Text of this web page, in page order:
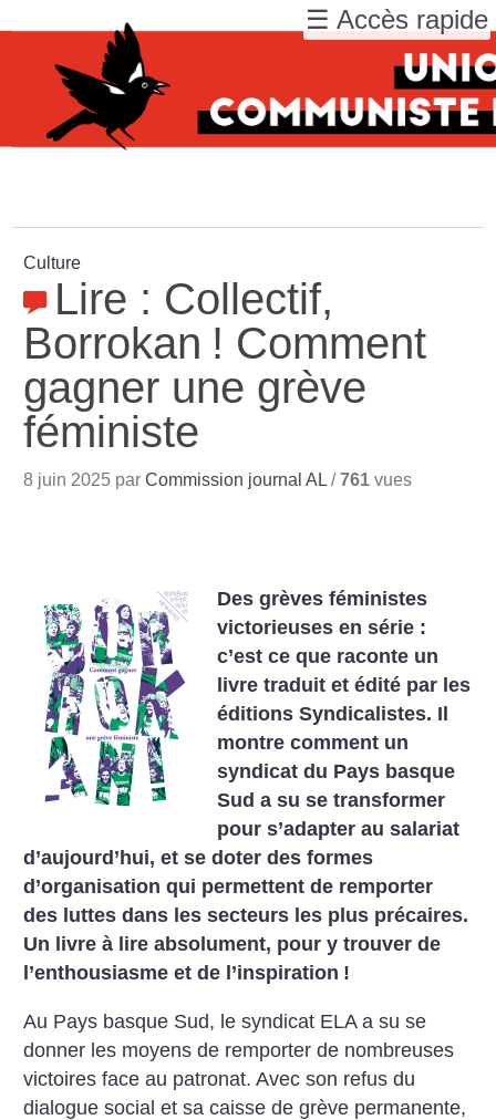
Culture
Lire : Collectif,
Borrokan ! Comment
gagner une grève
féministe
8 juin 2025 parCommission journal AL /761 vues
Des grèves féministes
victorieuses en série :
c’est ce que raconte un
livre traduit et édité par les
éditions Syndicalistes. Il
montre comment un
syndicat du Pays basque
Sud a su se transformer
pour s’adapter au salariat
d’aujourd’hui, et se doter des formes
d’organisation qui permettent de remporter
des luttes dans les secteurs les plus précaires.
Un livre à lire absolument, pour y trouver de
l’enthousiasme et de l’inspiration !
Au Pays basque Sud, le syndicat ELA a su se
donner les moyens de remporter de nombreuses
victoires face au patronat. Avec son refus du
dialogue social et sa caisse de grève permanente,
☰ Accès rapide